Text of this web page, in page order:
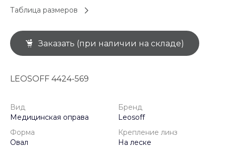
Таблица размеров
Заказать (при наличии на складе)
LEOSOFF 4424-569
Вид
Медицинская оправа
Бренд
Leosoff
Форма
Овал
Крепление линз
На леске